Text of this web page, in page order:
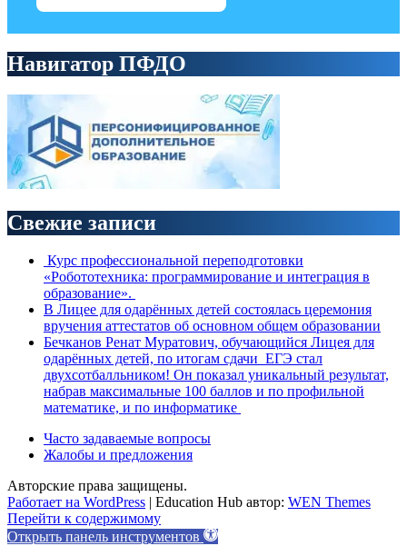
Навигатор ПФДО
Свежие записи
Курс профессиональной переподготовки
«Робототехника: программирование и интеграция в
образование».
В Лицее для одарённых детей состоялась церемония
вручения аттестатов об основном общем образовании
Бечканов Ренат Муратович, обучающийся Лицея для
одарённых детей, по итогам сдачи ЕГЭ стал
двухсотбалльником! Он показал уникальный результат,
набрав максимальные 100 баллов и по профильной
математике, и по информатике
Часто задаваемые вопросы
Жалобы и предложения
Авторские права защищены.
Работает на WordPress
Education Hub автор: WEN Themes
Перейти к содержимому
Открыть панель инструментов